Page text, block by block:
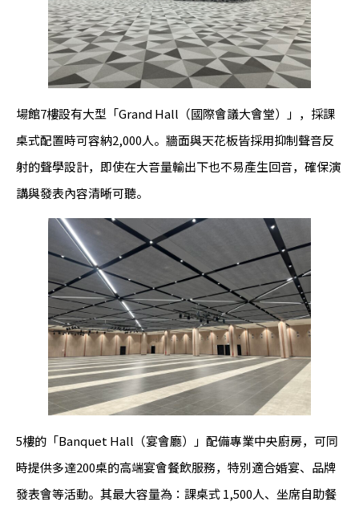
場館7樓設有大型「Grand Hall（國際會議大會堂）」，採課
桌式配置時可容納2,000人。牆面與天花板皆採用抑制聲音反
射的聲學設計，即使在大音量輸出下也不易產生回音，確保演
講與發表內容清晰可聽。
5樓的「Banquet Hall（宴會廳）」配備專業中央廚房，可同
時提供多達200桌的高端宴會餐飲服務，特別適合婚宴、品牌
發表會等活動。其最大容量為：課桌式 1,500人、坐席自助餐